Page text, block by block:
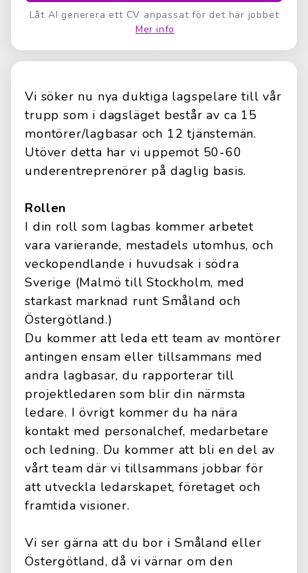
Låt AI generera ett CV anpassat för det här jobbet
Mer info
Vi söker nu nya duktiga lagspelare till vår
trupp som i dagsläget består av ca 15
montörer/lagbasar och 12 tjänstemän.
Utöver detta har vi uppemot 50-60
underentreprenörer på daglig basis.
Rollen
I din roll som lagbas kommer arbetet
vara varierande, mestadels utomhus, och
veckopendlande i huvudsak i södra
Sverige (Malmö till Stockholm, med
starkast marknad runt Småland och
Östergötland.)
Du kommer att leda ett team av montörer
antingen ensam eller tillsammans med
andra lagbasar, du rapporterar till
projektledaren som blir din närmsta
ledare. I övrigt kommer du ha nära
kontakt med personalchef, medarbetare
och ledning. Du kommer att bli en del av
vårt team där vi tillsammans jobbar för
att utveckla ledarskapet, företaget och
framtida visioner.
Vi ser gärna att du bor i Småland eller
Östergötland, då vi värnar om den